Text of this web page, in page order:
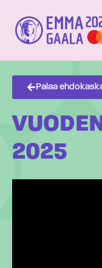
Siirry
suoraan
sisältöön
Palaa
2025